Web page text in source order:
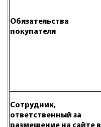
Обязательства
покупателя
Сотрудник,
ответственный за